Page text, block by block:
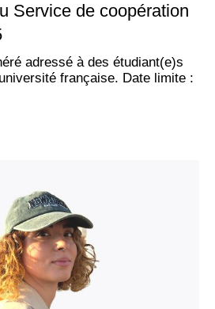
Service de coopération
adressé à des étudiant(e)s
française. Date limite :